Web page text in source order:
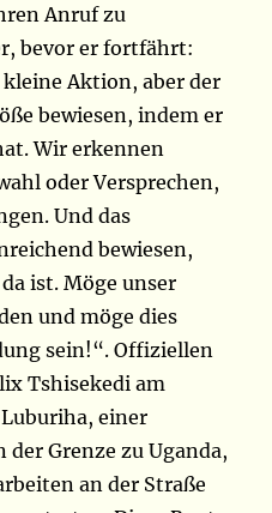
Anruf zu
bevor er fortfährt:
kleine Aktion, aber der
bewiesen, indem er
Wir erkennen
oder Versprechen,
Und das
bewiesen,
ist. Möge unser
und möge dies
sein!“. Offiziellen
Tshisekedi am
einer
Grenze zu Uganda,
an der Straße